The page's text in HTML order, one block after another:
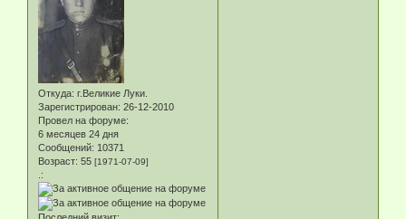
Откуда: г.Великие Луки.
Зарегистрирован: 26-12-2010
Провел на форуме:
6 месяцев 24 дня
Сообщений: 10371
Возраст: 55 [1971-07-09]
.: